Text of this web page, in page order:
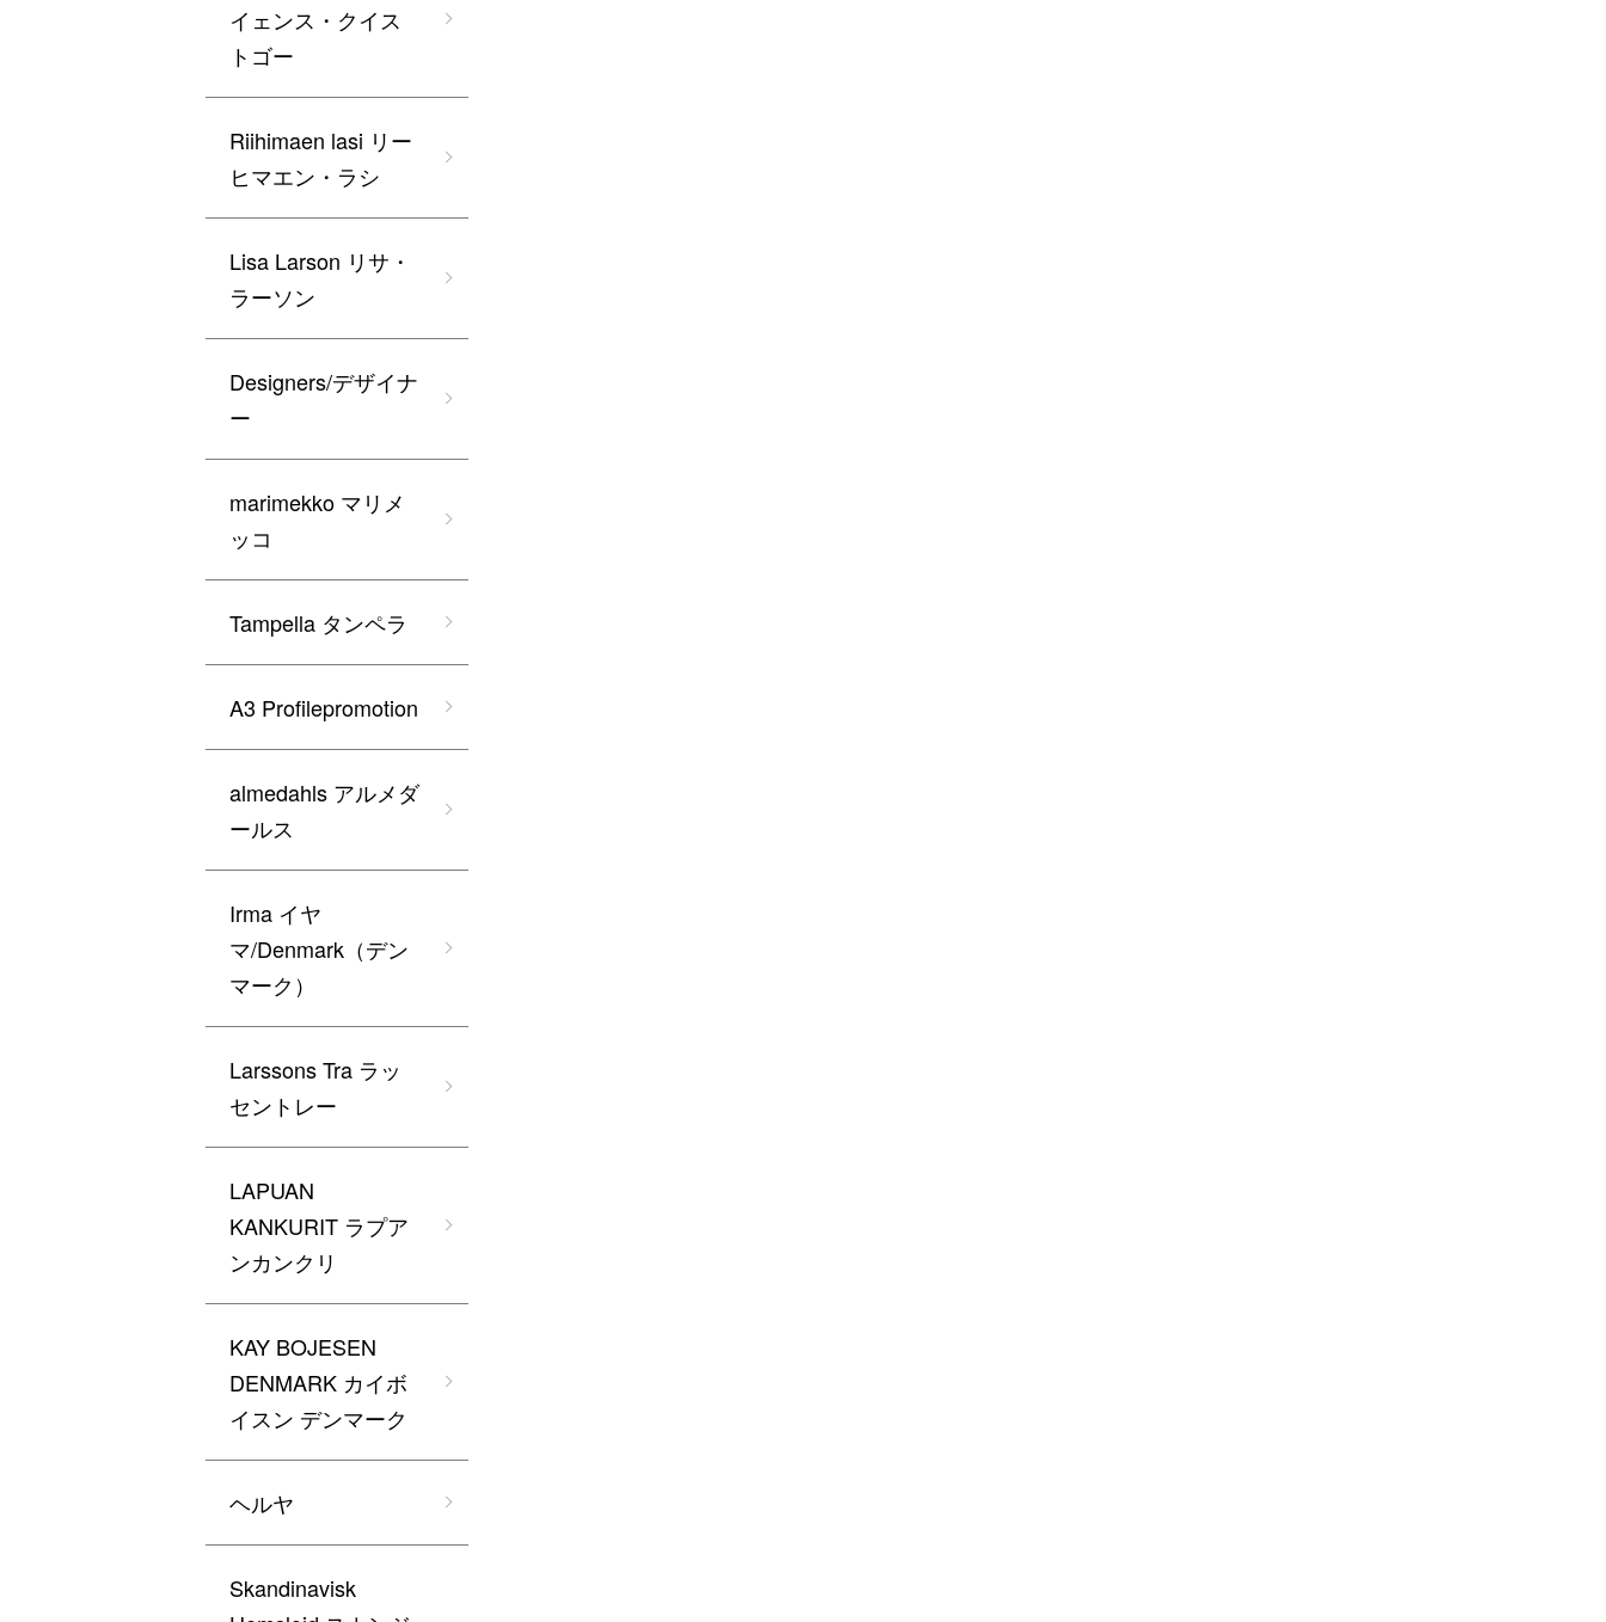
イェンス・クイス
トゴー
Riihimaen lasi リー
ヒマエン・ラシ
Lisa Larson リサ・
ラーソン
Designers/デザイナ
ー
marimekko マリメ
ッコ
Tampella タンペラ
A3 Profilepromotion
almedahls アルメダ
ールス
Irma イヤ
マ/Denmark（デン
マーク）
Larssons Tra ラッ
セントレー
LAPUAN
KANKURIT ラプア
ンカンクリ
KAY BOJESEN
DENMARK カイボ
イスン デンマーク
ヘルヤ
Skandinavisk